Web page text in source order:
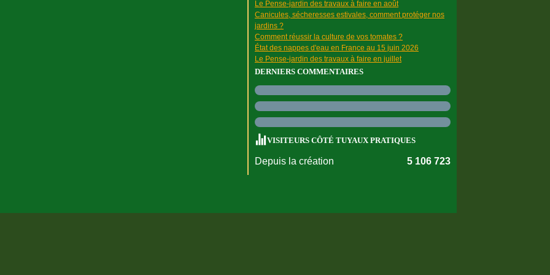
Le Pense-jardin des travaux à faire en août
Canicules, sécheresses estivales, comment protéger nos
jardins ?
Comment réussir la culture de vos tomates ?
État des nappes d'eau en France au 15 juin 2026
Le Pense-jardin des travaux à faire en juillet
DERNIERS COMMENTAIRES
VISITEURS CÔTÉ TUYAUX PRATIQUES
Depuis la création 5 106 723